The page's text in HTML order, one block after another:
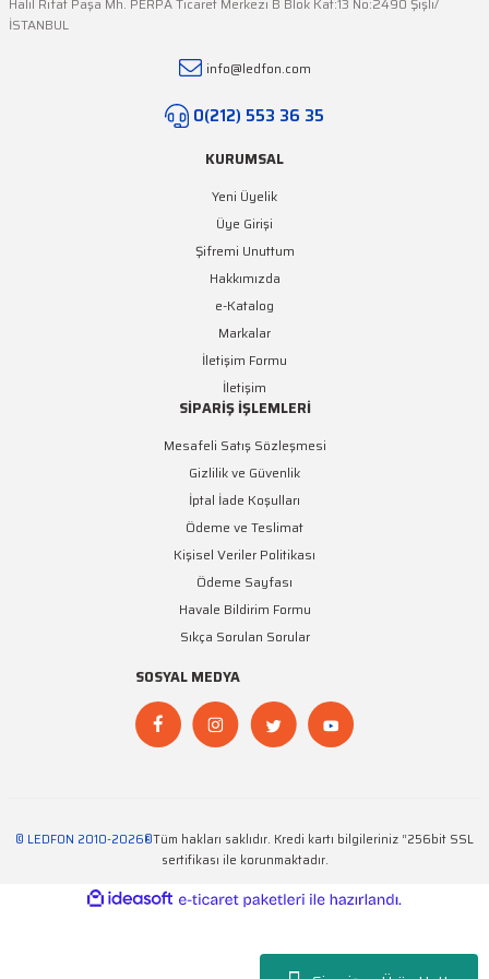
LEDFON
JiNBO
Jinbo 12V 20A 250W IP67 Dış Mekan Güç Kaynağı
1.450,02 TL + KDV
Halil Rıfat Paşa Mh. PERPA Ticaret Merkezi B Blok Kat:13 No:2490 Şişli/
İSTANBUL
info@ledfon.com
0(212) 553 36 35
KURUMSAL
Yeni Üyelik
Üye Girişi
Şifremi Unuttum
Hakkımızda
e-Katalog
Markalar
İletişim Formu
İletişim
SİPARİŞ İŞLEMLERİ
Mesafeli Satış Sözleşmesi
Gizlilik ve Güvenlik
İptal İade Koşulları
Ödeme ve Teslimat
Kişisel Veriler Politikası
Ödeme Sayfası
Havale Bildirim Formu
Sıkça Sorulan Sorular
SOSYAL MEDYA
© LEDFON 2010-2026®Tüm hakları saklıdır. Kredi kartı bilgileriniz “256bit SSL
sertifikası ile korunmaktadır.
ideasoft
e-